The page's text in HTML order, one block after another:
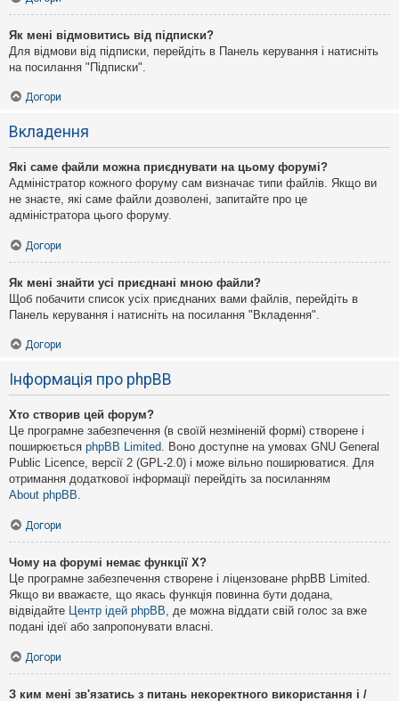
Як мені відмовитись від підписки?
Для відмови від підписки, перейдіть в Панель керування і натисніть
на посилання "Підписки".
Догори
Вкладення
Які саме файли можна приєднувати на цьому форумі?
Адміністратор кожного форуму сам визначає типи файлів. Якщо ви
не знаєте, які саме файли дозволені, запитайте про це
адміністратора цього форуму.
Догори
Як мені знайти усі приєднані мною файли?
Щоб побачити список усіх приєднаних вами файлів, перейдіть в
Панель керування і натисніть на посилання "Вкладення".
Догори
Інформація про phpBB
Хто створив цей форум?
Це програмне забезпечення (в своїй незміненій формі) створене і
поширюється phpBB Limited. Воно доступне на умовах GNU General
Public Licence, версії 2 (GPL-2.0) і може вільно поширюватися. Для
отримання додаткової інформації перейдіть за посиланням
About phpBB.
Догори
Чому на форумі немає функції X?
Це програмне забезпечення створене і ліцензоване phpBB Limited.
Якщо ви вважаєте, що якась функція повинна бути додана,
відвідайте Центр ідей phpBB, де можна віддати свій голос за вже
подані ідеї або запропонувати власні.
Догори
З ким мені зв'язатись з питань некоректного використання і /